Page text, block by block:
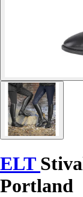
ELT
Portland